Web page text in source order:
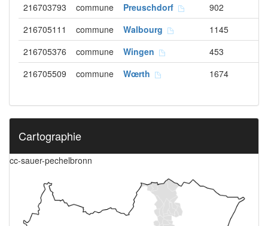
216703793
commune Preuschdorf
902
216705111
commune Walbourg
1145
216705376
commune Wingen
453
216705509
commune Wœrth 1674
Cartographie
cc-sauer-pechelbronn